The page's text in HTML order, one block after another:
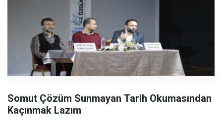
Somut Çözüm Sunmayan Tarih Okumasından
Kaçınmak Lazım